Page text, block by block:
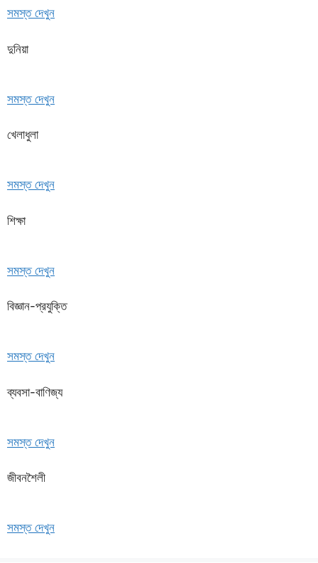
সমস্ত দেখুন
দুনিয়া
সমস্ত দেখুন
খেলাধুলা
সমস্ত দেখুন
শিক্ষা
সমস্ত দেখুন
বিজ্ঞান-প্রযুক্তি
সমস্ত দেখুন
ব্যবসা-বাণিজ্য
সমস্ত দেখুন
জীবনশৈলী
সমস্ত দেখুন